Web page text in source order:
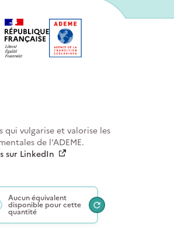
qui vulgarise et valorise les
de l'ADEME.
sur LinkedIn
Aucun équivalent
disponible pour cette
quantité